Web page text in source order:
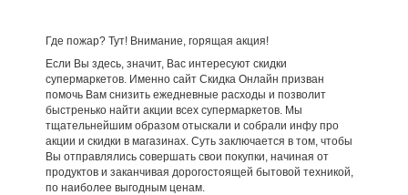
Где пожар? Тут! Внимание, горящая акция!
Если Вы здесь, значит, Вас интересуют скидки
супермаркетов. Именно сайт Скидка Онлайн призван
помочь Вам снизить ежедневные расходы и позволит
быстренько найти акции всех супермаркетов. Мы
тщательнейшим образом отыскали и собрали инфу про
акции и скидки в магазинах. Суть заключается в том, чтобы
Вы отправлялись совершать свои покупки, начиная от
продуктов и заканчивая дорогостоящей бытовой техникой,
по наиболее выгодным ценам.